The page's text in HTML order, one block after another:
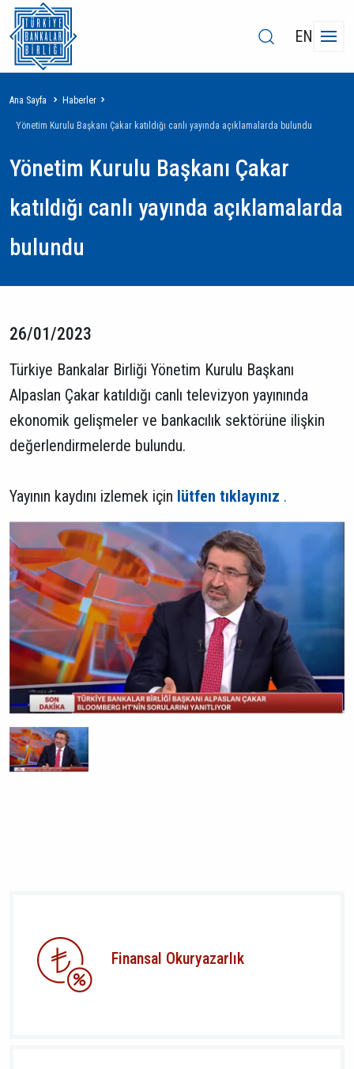
EN
Sayfa
yolu
Ana Sayfa Haberler
Yönetim Kurulu Başkanı Çakar katıldığı canlı yayında açıklamalarda bulundu
Yönetim Kurulu Başkanı Çakar
katıldığı canlı yayında açıklamalarda
bulundu
26/01/2023
Türkiye Bankalar Birliği Yönetim Kurulu Başkanı
Alpaslan Çakar katıldığı canlı televizyon yayınında
ekonomik gelişmeler ve bankacılık sektörüne ilişkin
değerlendirmelerde bulundu.
Yayının kaydını izlemek için lütfen tıklayınız .
Finansal Okuryazarlık